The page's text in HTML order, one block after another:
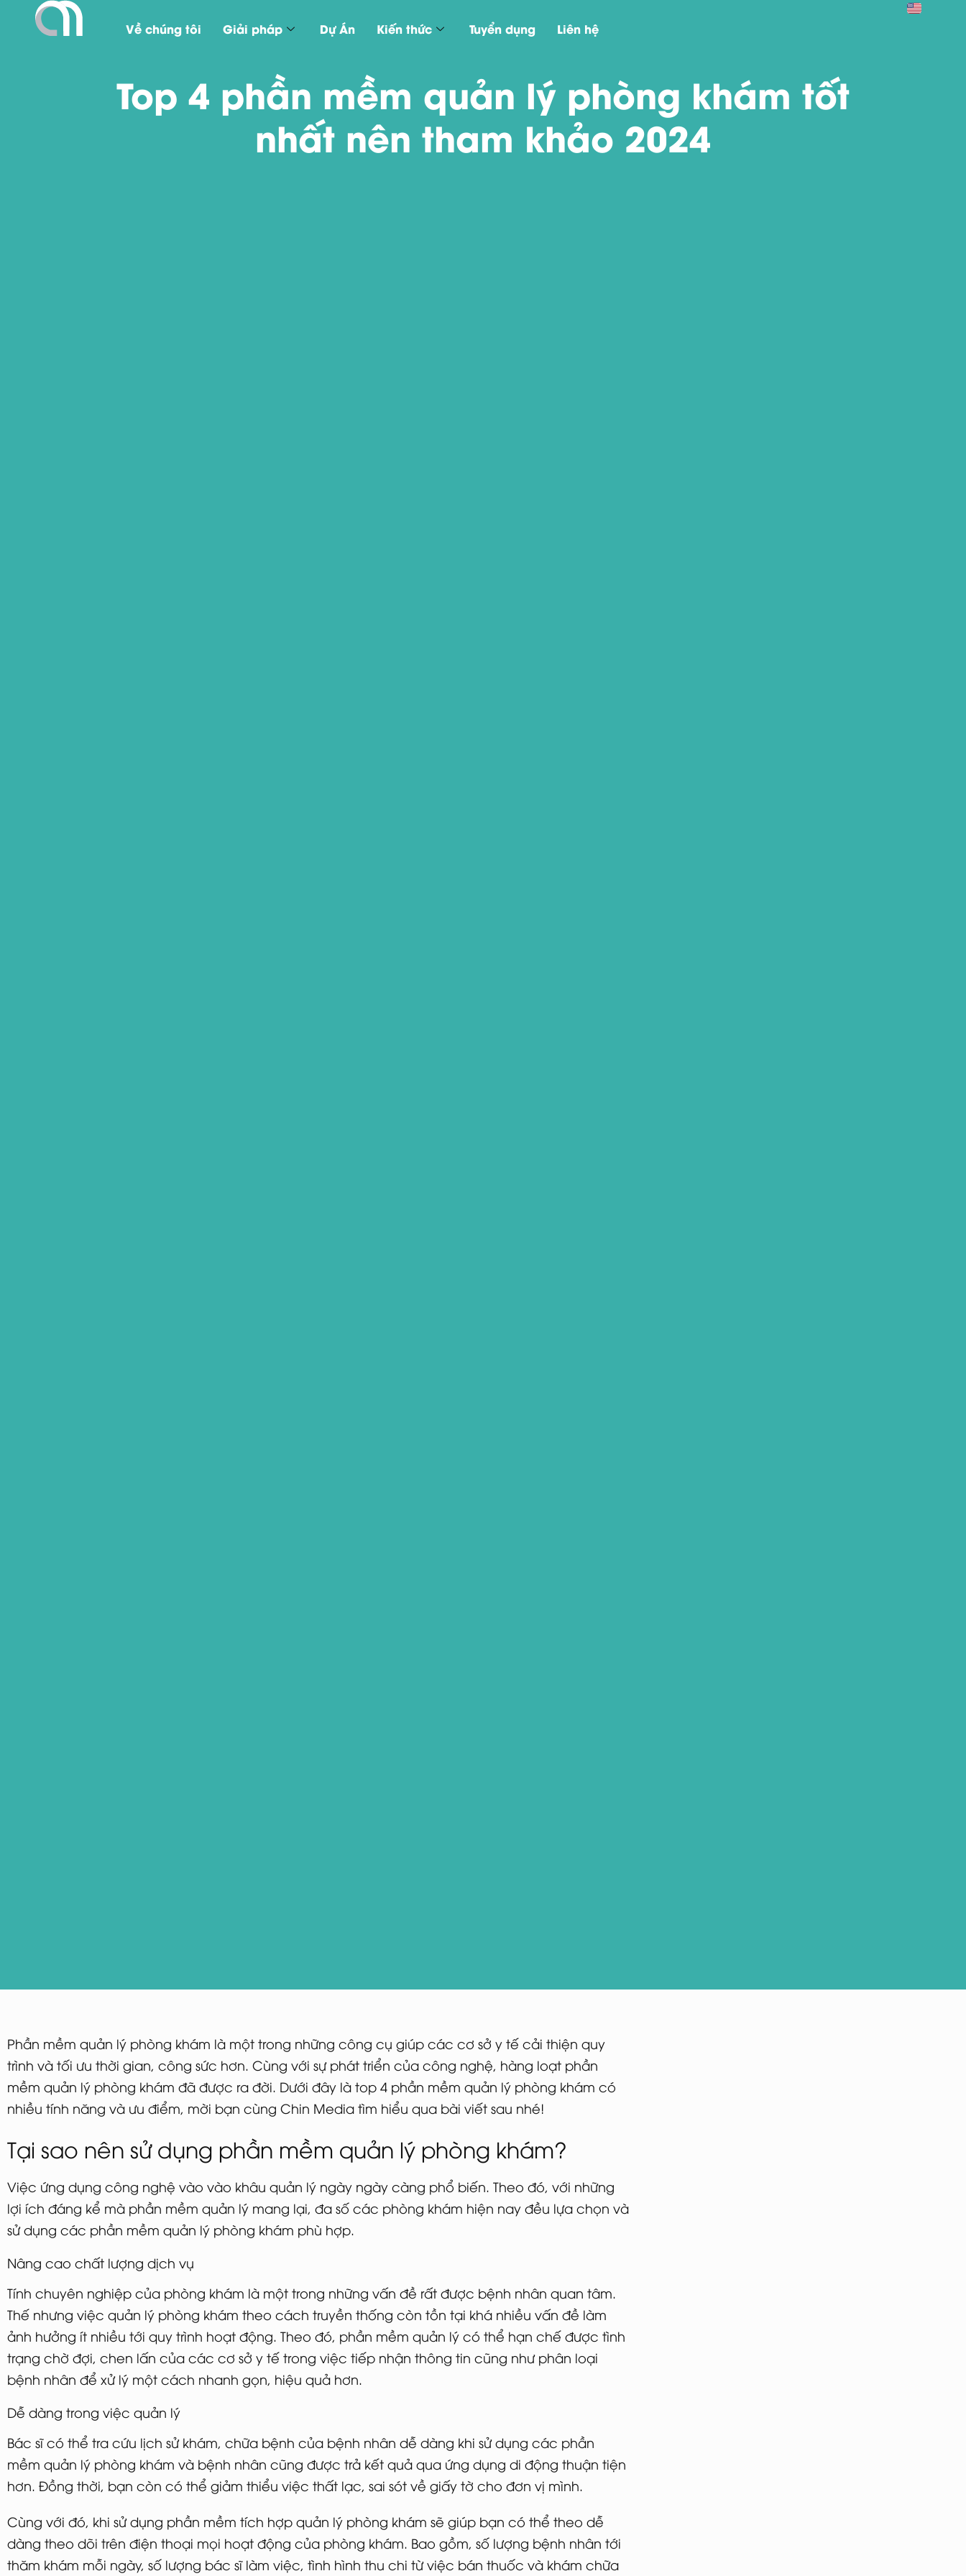
Về chúng tôi Giải pháp Dự Án Kiến thức Tuyển dụng Liên hệ
Top 4 phần mềm quản lý phòng khám tốt
nhất nên tham khảo 2024
Phần mềm quản lý phòng khám là một trong những công cụ giúp các cơ sở y tế cải thiện quy
trình và tối ưu thời gian, công sức hơn. Cùng với sự phát triển của công nghệ, hàng loạt phần
mềm quản lý phòng khám đã được ra đời. Dưới đây là top 4 phần mềm quản lý phòng khám có
nhiều tính năng và ưu điểm, mời bạn cùng Chin Media tìm hiểu qua bài viết sau nhé!
Tại sao nên sử dụng phần mềm quản lý phòng khám?
Việc ứng dụng công nghệ vào vào khâu quản lý ngày ngày càng phổ biến. Theo đó, với những
lợi ích đáng kể mà phần mềm quản lý mang lại, đa số các phòng khám hiện nay đều lựa chọn và
sử dụng các phần mềm quản lý phòng khám phù hợp.
Nâng cao chất lượng dịch vụ
Tính chuyên nghiệp của phòng khám là một trong những vấn đề rất được bệnh nhân quan tâm.
Thế nhưng việc quản lý phòng khám theo cách truyền thống còn tồn tại khá nhiều vấn đề làm
ảnh hưởng ít nhiều tới quy trình hoạt động. Theo đó, phần mềm quản lý có thể hạn chế được tình
trạng chờ đợi, chen lấn của các cơ sở y tế trong việc tiếp nhận thông tin cũng như phân loại
bệnh nhân để xử lý một cách nhanh gọn, hiệu quả hơn.
Dễ dàng trong việc quản lý
Bác sĩ có thể tra cứu lịch sử khám, chữa bệnh của bệnh nhân dễ dàng khi sử dụng các phần
mềm quản lý phòng khám và bệnh nhân cũng được trả kết quả qua ứng dụng di động thuận tiện
hơn. Đồng thời, bạn còn có thể giảm thiểu việc thất lạc, sai sót về giấy tờ cho đơn vị mình.
Cùng với đó, khi sử dụng phần mềm tích hợp quản lý phòng khám sẽ giúp bạn có thể theo dễ
dàng theo dõi trên điện thoại mọi hoạt động của phòng khám. Bao gồm, số lượng bệnh nhân tới
thăm khám mỗi ngày, số lượng bác sĩ làm việc, tình hình thu chi từ việc bán thuốc và khám chữa